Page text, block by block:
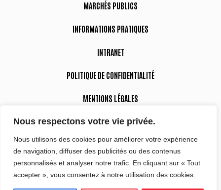
Nous respectons votre vie privée.
Nous utilisons des cookies pour améliorer votre expérience
de navigation, diffuser des publicités ou des contenus
personnalisés et analyser notre trafic. En cliquant sur « Tout
accepter », vous consentez à notre utilisation des cookies.
MARCHÉS PUBLICS
INFORMATIONS PRATIQUES
INTRANET
POLITIQUE DE CONFIDENTIALITÉ
MENTIONS LÉGALES
DÉCLARATION D’ACCESSIBILITÉ
Suivez-nous